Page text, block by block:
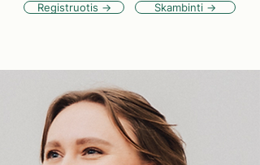
Registruotis → Skambinti →